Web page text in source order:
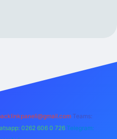
Teams:
0262 606 0 726 Telegram: